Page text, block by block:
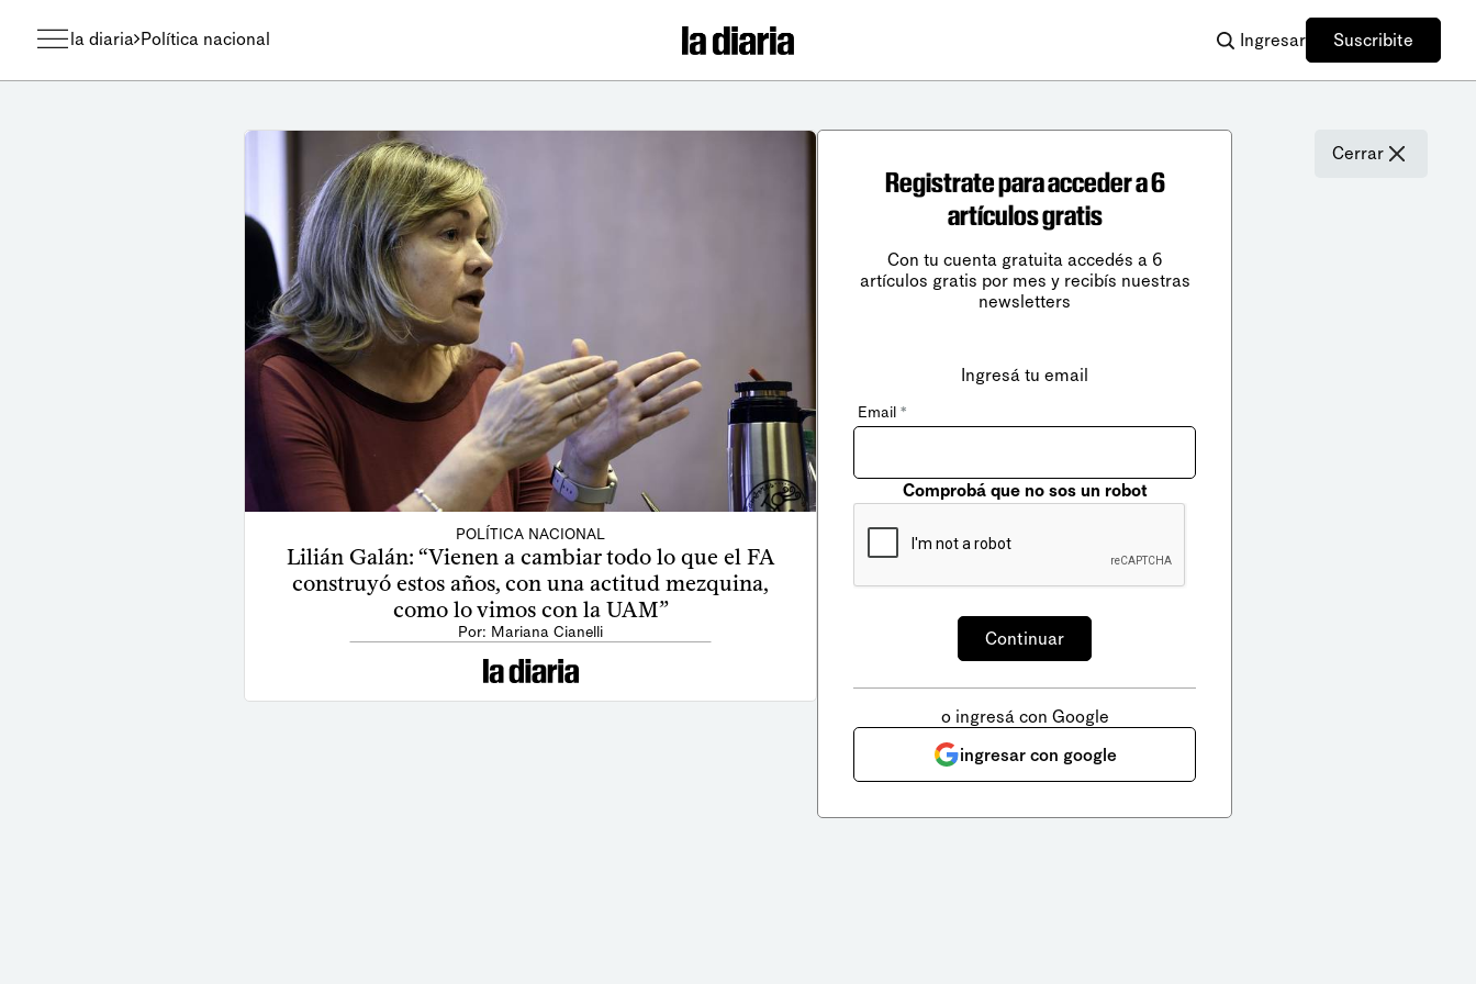
la diaria Política nacional Ingresar Suscribite
POLÍTICA NACIONAL
Lilián Galán: “Vienen a cambiar todo lo que el FA
construyó estos años, con una actitud mezquina,
como lo vimos con la UAM”
Por: Mariana Cianelli
Cerrar
Registrate para acceder a 6
artículos gratis
Con tu cuenta gratuita accedés a 6
artículos gratis por mes y recibís nuestras
newsletters
Ingresá tu email
Email *
Comprobá que no sos un robot
o ingresá con Google
ingresar con google